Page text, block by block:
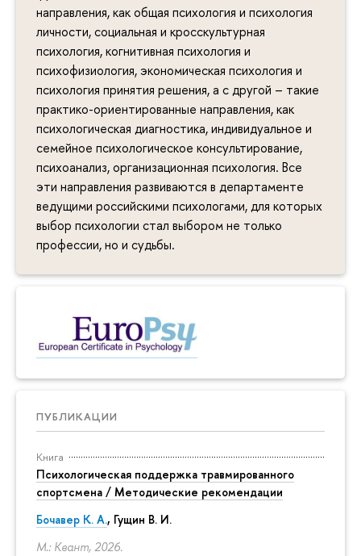
направления, как общая психология и психология
личности, социальная и кросскультурная
психология, когнитивная психология и
психофизиология, экономическая психология и
психология принятия решения, а с другой – такие
практико-ориентированные направления, как
психологическая диагностика, индивидуальное и
семейное психологическое консультирование,
психоанализ, организационная психология. Все
эти направления развиваются в департаменте
ведущими российскими психологами, для которых
выбор психологии стал выбором не только
профессии, но и судьбы.
ПУБЛИКАЦИИ
Книга
Психологическая поддержка травмированного
спортсмена / Методические рекомендации
Бочавер К. А., Гущин В. И.
М.: Квант, 2026.